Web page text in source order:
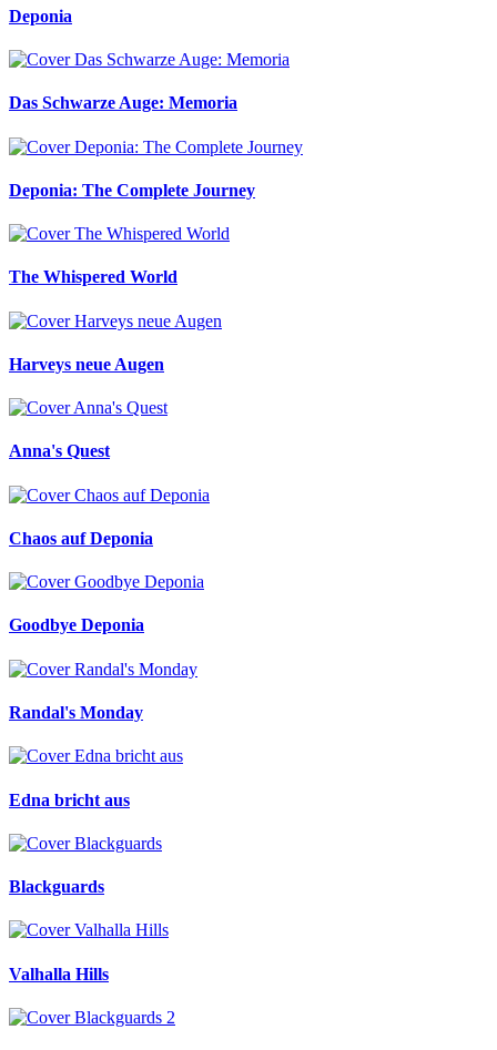
Deponia
Das Schwarze Auge: Memoria
Deponia: The Complete Journey
The Whispered World
Harveys neue Augen
Anna's Quest
Chaos auf Deponia
Goodbye Deponia
Randal's Monday
Edna bricht aus
Blackguards
Valhalla Hills